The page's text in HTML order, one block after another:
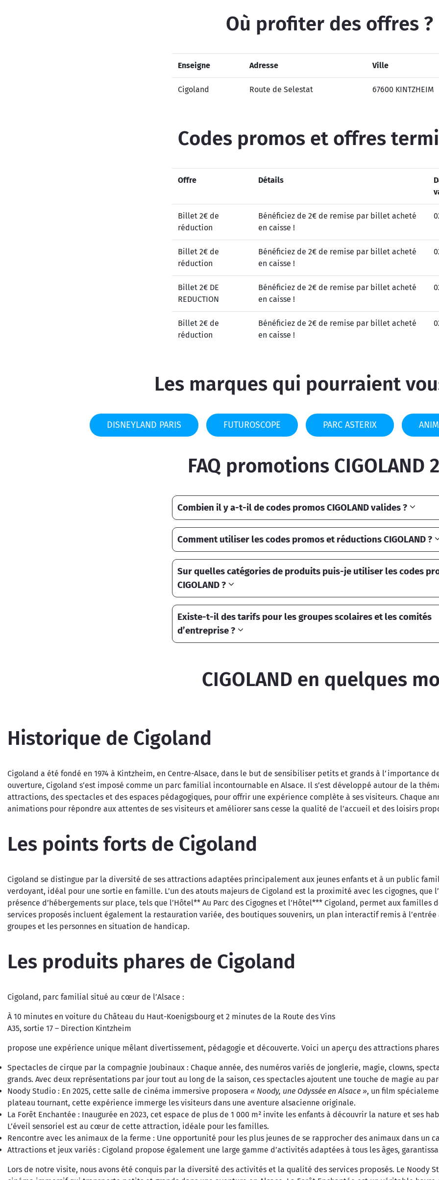
Où profiter des offres ?
Enseigne Adresse Ville
Cigoland Route de Selestat 67600 KINTZHEIM
Codes promos et offres
Offre Détails
Billet 2€ de
réduction
Bénéficiez de 2€ de remise par billet acheté
en caisse !
Billet 2€ de
réduction
Bénéficiez de 2€ de remise par billet acheté
en caisse !
Billet 2€ DE
REDUCTION
Bénéficiez de 2€ de remise par billet acheté
en caisse !
Billet 2€ de
réduction
Bénéficiez de 2€ de remise par billet acheté
en caisse !
Les marques qui pourraient
DISNEYLAND PARIS FUTUROSCOPE PARC ASTERIX
FAQ promotions CIGOLAND
Combien il y a-t-il de codes promos CIGOLAND valides ?
Comment utiliser les codes promos et réductions CIGOLAND ?
Sur quelles catégories de produits puis-je utiliser les codes
CIGOLAND ?
Existe-t-il des tarifs pour les groupes scolaires et les comités
d’entreprise ?
CIGOLAND en quelques
Historique de Cigoland
Cigoland a été fondé en 1974 à Kintzheim, en Centre-Alsace, dans le but de sensibiliser petits et grands à l’importance
ouverture, Cigoland s’est imposé comme un parc familial incontournable en Alsace. Il s’est développé autour de la
attractions, des spectacles et des espaces pédagogiques, pour offrir une expérience complète à ses visiteurs. Chaque
animations pour répondre aux attentes de ses visiteurs et améliorer sans cesse la qualité de l’accueil et des loisirs
Les points forts de Cigoland
Cigoland se distingue par la diversité de ses attractions adaptées principalement aux jeunes enfants et à un public
verdoyant, idéal pour une sortie en famille. L’un des atouts majeurs de Cigoland est la proximité avec les cigognes, que
présence d’hébergements sur place, tels que l’Hôtel** Au Parc des Cigognes et l’Hôtel*** Cigoland, permet aux
services proposés incluent également la restauration variée, des boutiques souvenirs, un plan interactif remis à
groupes et les personnes en situation de handicap.
Les produits phares de Cigoland
Cigoland, parc familial situé au cœur de l’Alsace :
À 10 minutes en voiture du Château du Haut-Koenigsbourg et 2 minutes de la Route des Vins
A35, sortie 17 – Direction Kintzheim
propose une expérience unique mêlant divertissement, pédagogie et découverte. Voici un aperçu des attractions
Spectacles de cirque par la compagnie Joubinaux : Chaque année, des numéros variés de jonglerie, magie, clowns,
grands. Avec deux représentations par jour tout au long de la saison, ces spectacles ajoutent une touche de magie au
Noody Studio : En 2025, cette salle de cinéma immersive proposera « Noody, une Odyssée en Alsace », un film
plateau tournant, cette expérience immerge les visiteurs dans une aventure alsacienne originale.
La Forêt Enchantée : Inaugurée en 2023, cet espace de plus de 1 000 m² invite les enfants à découvrir la nature et ses
L’éveil sensoriel est au cœur de cette attraction, idéale pour les familles.
Rencontre avec les animaux de la ferme : Une opportunité pour les plus jeunes de se rapprocher des animaux dans un
Attractions et jeux variés : Cigoland propose également une large gamme d’activités adaptées à tous les âges,
Lors de notre visite, nous avons été conquis par la diversité des activités et la qualité des services proposés. Le Noody